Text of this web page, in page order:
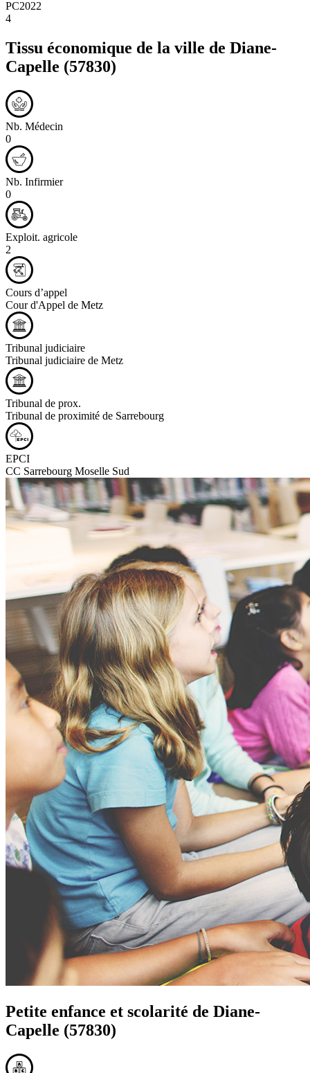
PC2022
4
Tissu économique de la ville de Diane-
Capelle (57830)
Nb. Médecin
0
Nb. Infirmier
0
Exploit. agricole
2
Cours d’appel
Cour d'Appel de Metz
Tribunal judiciaire
Tribunal judiciaire de Metz
Tribunal de prox.
Tribunal de proximité de Sarrebourg
EPCI
CC Sarrebourg Moselle Sud
Petite enfance et scolarité de Diane-
Capelle (57830)